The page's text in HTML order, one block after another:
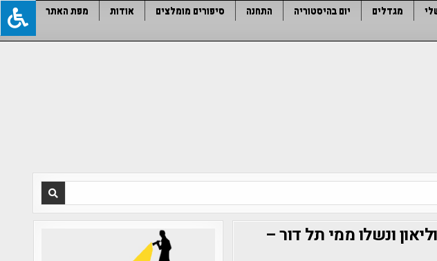
מגדלים יום בהיסטוריה התחנה סיפורים מומלצים אודות
מפת האתר
ונשלו ממי תל דור –